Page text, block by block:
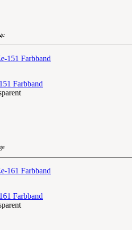
Farbband
Farbband